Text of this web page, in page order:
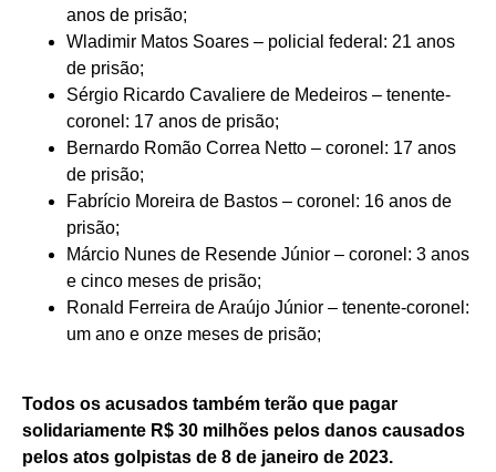
anos de prisão;
Wladimir Matos Soares – policial federal: 21 anos
de prisão;
Sérgio Ricardo Cavaliere de Medeiros – tenente-
coronel: 17 anos de prisão;
Bernardo Romão Correa Netto – coronel: 17 anos
de prisão;
Fabrício Moreira de Bastos – coronel: 16 anos de
prisão;
Márcio Nunes de Resende Júnior – coronel: 3 anos
e cinco meses de prisão;
Ronald Ferreira de Araújo Júnior – tenente-coronel:
um ano e onze meses de prisão;
Todos os acusados também terão que pagar
solidariamente R$ 30 milhões pelos danos causados
pelos atos golpistas de 8 de janeiro de 2023.